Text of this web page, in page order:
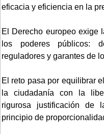
eficacia y eficiencia en la
El Derecho europeo exige
los poderes públicos:
reguladores y garantes de
El reto pasa por equilibrar
la ciudadanía con la
rigurosa justificación de
principio de